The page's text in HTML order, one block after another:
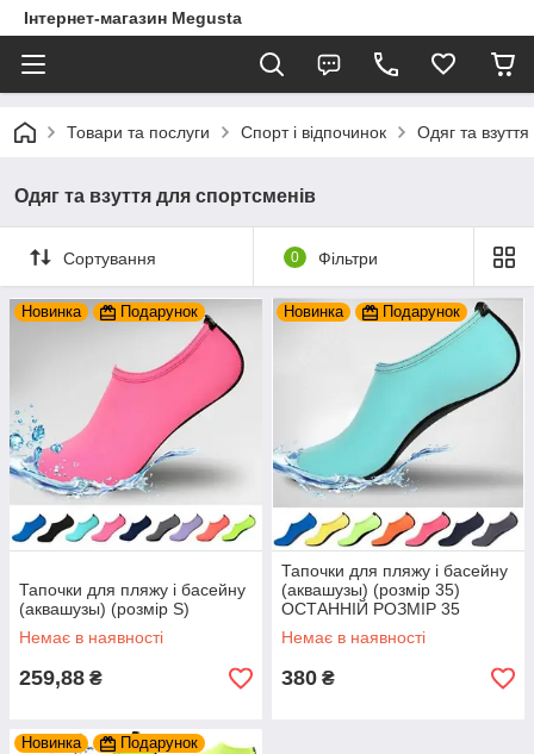
Інтернет-магазин Megusta
Товари та послуги Спорт і відпочинок Одяг та
Одяг та взуття для спортсменів
Сортування 0 Фільтри
Новинка Подарунок
Тапочки для пляжу і басейну
(аквашузы) (розмір S)
Немає в наявності
259,88 ₴
Новинка Подарунок
Тапочки для пляжу і басейну
(аквашузы) (розмір 35)
ОСТАННІЙ РОЗМІР 35
Немає в наявності
380 ₴
Новинка Подарунок